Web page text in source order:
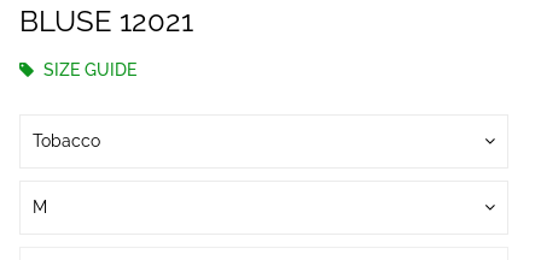
BLUSE 12021
SIZE GUIDE
Tobacco
M